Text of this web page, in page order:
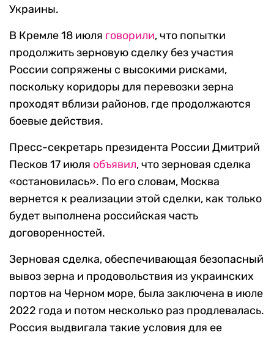
Украины.
В Кремле 18 июля говорили, что попытки
продолжить зерновую сделку без участия
России сопряжены с высокими рисками,
поскольку коридоры для перевозки зерна
проходят вблизи районов, где продолжаются
боевые действия.
Пресс-секретарь президента России Дмитрий
Песков 17 июля объявил, что зерновая сделка
«остановилась». По его словам, Москва
вернется к реализации этой сделки, как только
будет выполнена российская часть
договоренностей.
Зерновая сделка, обеспечивающая безопасный
вывоз зерна и продовольствия из украинских
портов на Черном море, была заключена в июле
2022 года и потом несколько раз продлевалась.
Россия выдвигала такие условия для ее